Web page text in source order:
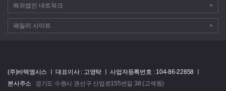
해외법인 네트워크 +
패밀리 사이트 +
(주)바텍엠시스 ㅣ대표이사 : 고영탁 ㅣ사업자등록번호 : 104-86-22858 ㅣ
본사주소
경기도 수원시 권선구 산업로155번길 38 (고색동)